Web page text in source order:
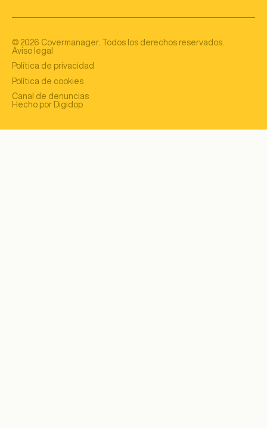
© 2026 Covermanager. Todos los derechos reservados.
Aviso legal
Política de privacidad
Política de cookies
Canal de denuncias
Hecho por Digidop